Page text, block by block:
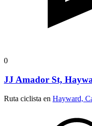
0
JJ Amador St,
Ruta ciclista en Hayward,